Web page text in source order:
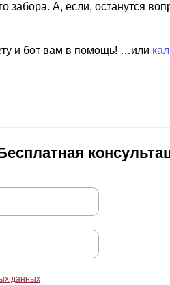
забора. А, если, останутся
и бот вам в помощь! …или
данных